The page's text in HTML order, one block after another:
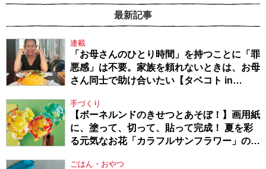
最新記事
連載
「お母さんのひとり時間」を持つことに「罪
悪感」は不要。家族を頼れないときは、お母
さん同士で助け合いたい【タベコト in
手づくり
【ボーネルンドのきせつとあそぼ！】画用紙
に、塗って、切って、貼って完成！ 夏を彩
る元気なお花「カラフルサンフラワー」の作
ごはん・おやつ